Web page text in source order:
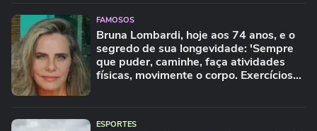
FAMOSOS
Bruna Lombardi, hoje aos 74 anos, e o
segredo de sua longevidade: 'Sempre
que puder, caminhe, faça atividades
físicas, movimente o corpo. Exercícios
ESPORTES